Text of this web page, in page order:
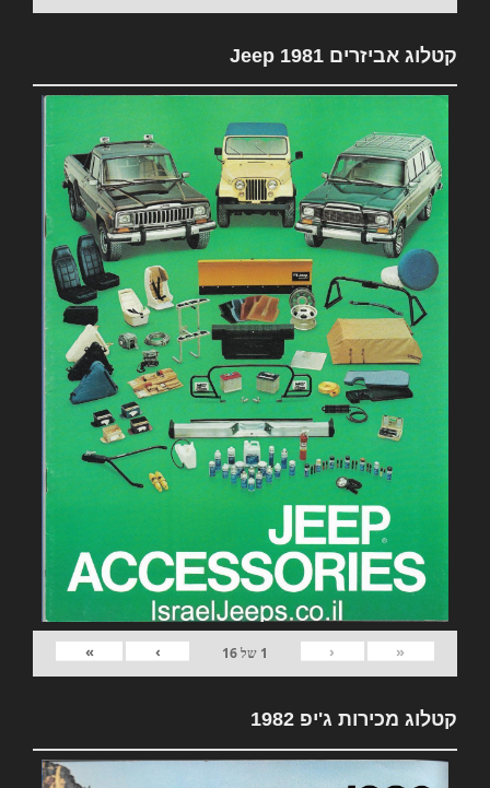
קטלוג אביזרים 1981 Jeep
«
‹
1 של16
›
»
קטלוג מכירות ג'יפ 1982